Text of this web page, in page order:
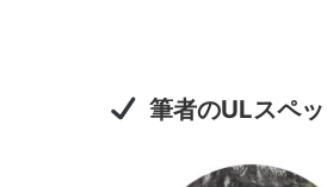
筆者のULスペ